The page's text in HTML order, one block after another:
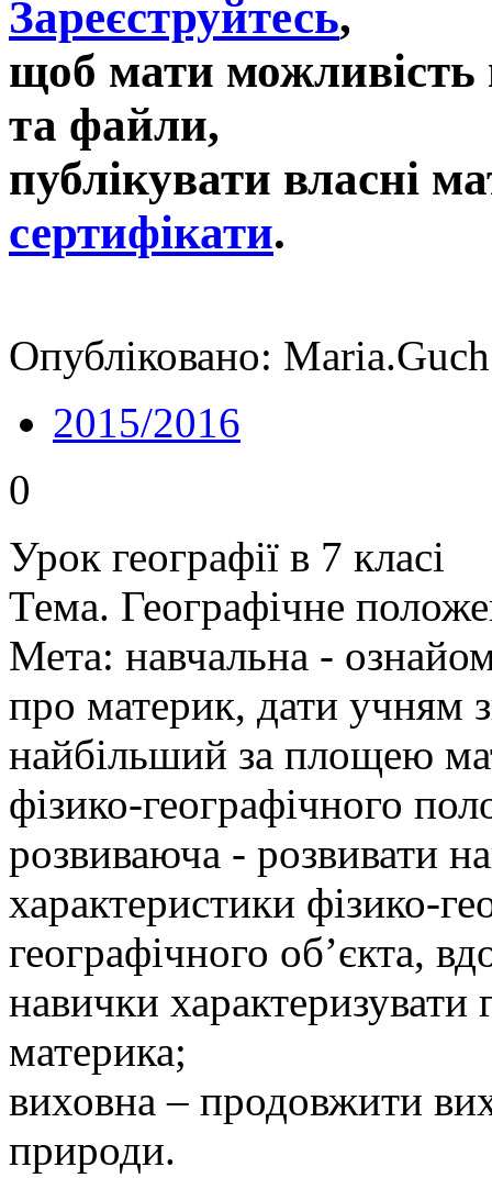
Зареєструйтесь,
щоб мати можливість
та файли,
публікувати власні
сертифікати.
Опубліковано:
2015/2016
0
Урок географії в 7 класі
Тема. Географічне
Мета: навчальна -
про материк, дати учням
найбільший за площею
фізико-географічного
розвиваюча - розвивати
характеристики фізико-
географічного об’єкта,
навички
материка;
виховна – продовжити
природи.